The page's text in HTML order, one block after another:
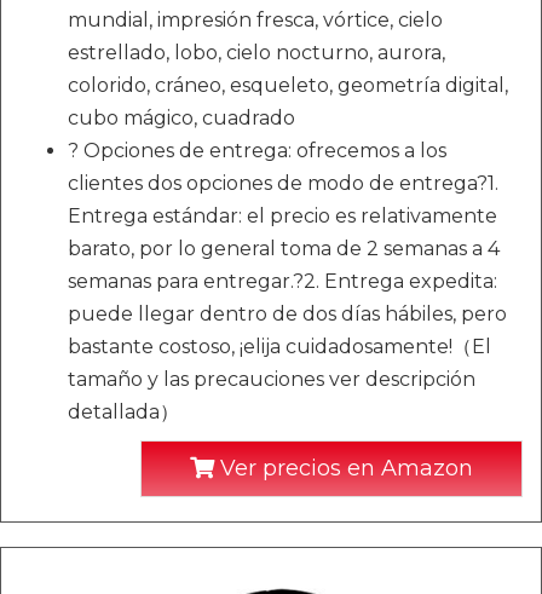
mundial, impresión fresca, vórtice, cielo
estrellado, lobo, cielo nocturno, aurora,
colorido, cráneo, esqueleto, geometría digital,
cubo mágico, cuadrado
? Opciones de entrega: ofrecemos a los
clientes dos opciones de modo de entrega?1.
Entrega estándar: el precio es relativamente
barato, por lo general toma de 2 semanas a 4
semanas para entregar.?2. Entrega expedita:
puede llegar dentro de dos días hábiles, pero
bastante costoso, ¡elija cuidadosamente!（El
tamaño y las precauciones ver descripción
detallada）
Ver precios en Amazon